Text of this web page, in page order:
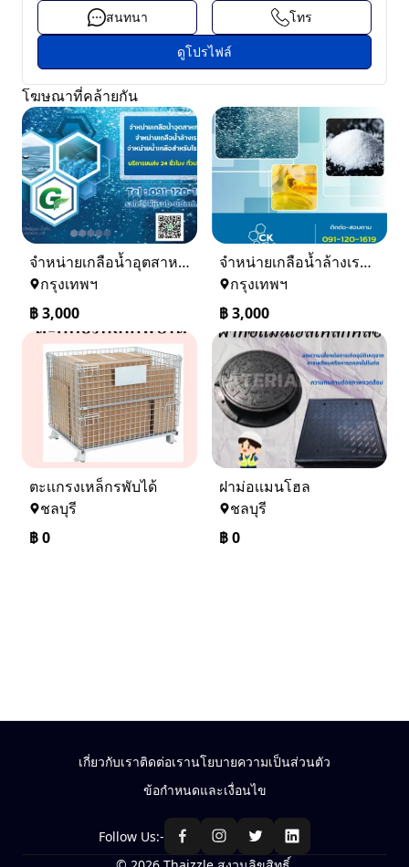
สนทนา
โทร
ดูโปรไฟล์
โฆษณาที่คล้ายกัน
จำหน่ายเกลือน้ำอุตสาหกรรม เกลือน้ำล้างเรซิ่น
กรุงเทพฯ
฿3,000
จำหน่ายเกลือน้ำล้างเรซิ่น จำหน่ายเกลือน้ำอุตสาหกรรม
กรุงเทพฯ
฿3,000
ตะเเกรงเหล็กรพับได้
ชลบุรี
฿0
ฝาม่อเเมนโฮล
ชลบุรี
฿0
เกี่ยวกับเราติดต่อเรานโยบายความเป็นส่วนตัว
ข้อกำหนดและเงื่อนไข
Follow Us:-